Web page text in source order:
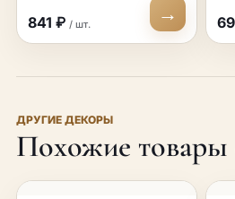
841 ₽ / шт. →
ДРУГИЕ ДЕКОРЫ
Похожие товары